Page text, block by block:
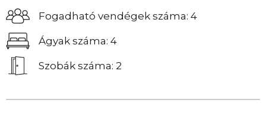
Fogadható vendégek száma: 4
Ágyak száma: 4
Szobák száma: 2